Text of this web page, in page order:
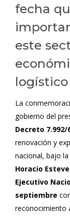
fecha
este
logístico
La
gobierno del
Decreto 7.992/
renovación y
nacional, bajo
Horacio
Ejecutivo
septiembre
reconocimiento